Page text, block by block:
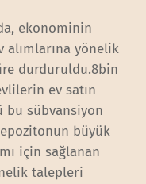
ekonominin
yönelik
durduruldu.8bin
ev satın
bu sübvansiyon
büyük
için sağlanan
talepleri